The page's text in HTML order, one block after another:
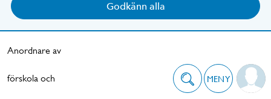
Godkänn alla
Anordnare av
förskola och MENY